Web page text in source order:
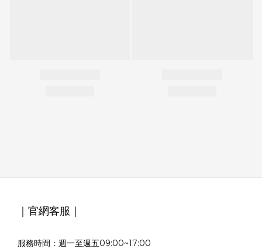
｜官網客服｜
服務時間：週一至週五09:00~17:00